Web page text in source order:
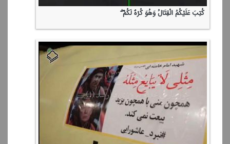
كُتِبَ عَلَیْكُمُ الْقِتَالُ وَهُوَ كُرْهٌ لَكُمْ ۖ